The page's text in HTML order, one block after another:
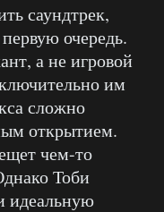
саундтрек,
очередь.
а не игровой
им
сложно
открытием.
чем-то
Тоби
идеальную